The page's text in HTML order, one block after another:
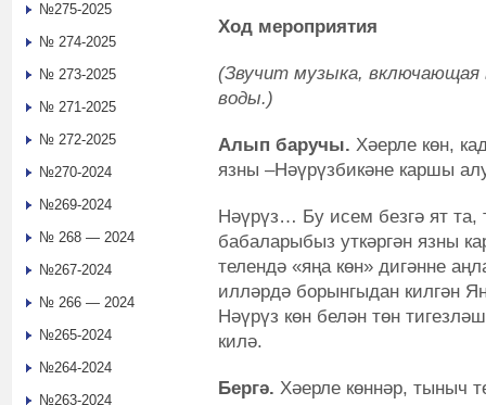
Ход мероприятия
(Звучит музыка, включающая
воды.)
Алып баручы. Хәерле көн,
язны –Нәүрүзбикәне каршы
Нәүрүз… Бу исем безгә ят
бабаларыбыз уткәргән язны
телендә «яңа көн» дигәнне
илләрдә борынгыдан килгән
Нәүрүз көн белән төн
килә.
Бергә. Хәерле көннәр, тыныч
№275-2025
№ 274-2025
№ 273-2025
№ 271-2025
№ 272-2025
№270-2024
№269-2024
№ 268 — 2024
№267-2024
№ 266 — 2024
№265-2024
№264-2024
№263-2024